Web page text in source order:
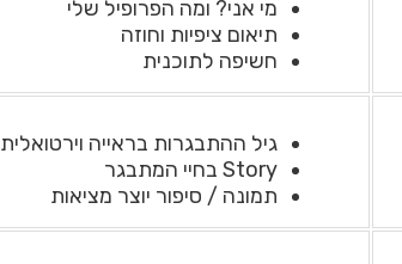
מי אני? ומה הפרופיל שלי
תיאום ציפיות וחוזה
חשיפה לתוכנית
גיל ההתבגרות בראייה וירטואלית
Story בחיי המתבגר
תמונה / סיפור יוצר מציאות